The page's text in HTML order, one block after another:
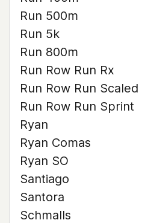
Run 500m
Run 5k
Run 800m
Run Row Run Rx
Run Row Run Scaled
Run Row Run Sprint
Ryan
Ryan Comas
Ryan SO
Santiago
Santora
Schmalls